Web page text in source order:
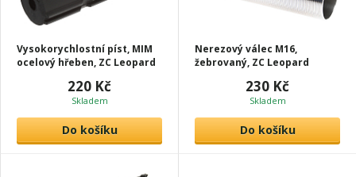
Vysokorychlostní píst, MIM
ocelový hřeben, ZC Leopard
220 Kč
Skladem
Do košíku
Nerezový válec M16,
žebrovaný, ZC Leopard
230 Kč
Skladem
Do košíku